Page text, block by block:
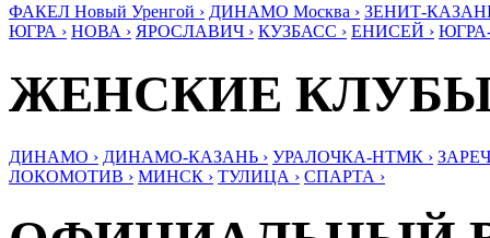
ФАКЕЛ Новый Уренгой › ДИНАМО Москва › ЗЕНИТ-
ЮГРА › НОВА › ЯРОСЛАВИЧ › КУЗБАСС › ЕНИСЕЙ ›
ЖЕНСКИЕ
ДИНАМО › ДИНАМО-КАЗАНЬ › УРАЛОЧКА-НТМК ›
ЛОКОМОТИВ › МИНСК › ТУЛИЦА › СПАРТА ›